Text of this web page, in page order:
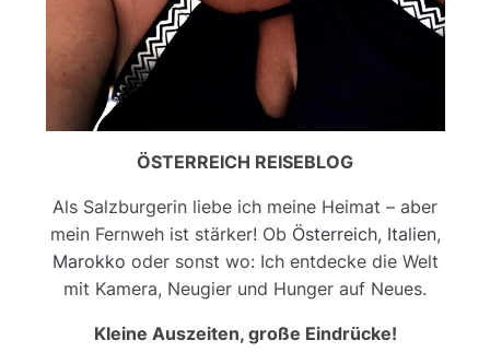
ÖSTERREICH REISEBLOG
Als Salzburgerin liebe ich meine Heimat – aber
mein Fernweh ist stärker! Ob Österreich, Italien,
Marokko oder sonst wo: Ich entdecke die Welt
mit Kamera, Neugier und Hunger auf Neues.
Kleine Auszeiten, große Eindrücke!